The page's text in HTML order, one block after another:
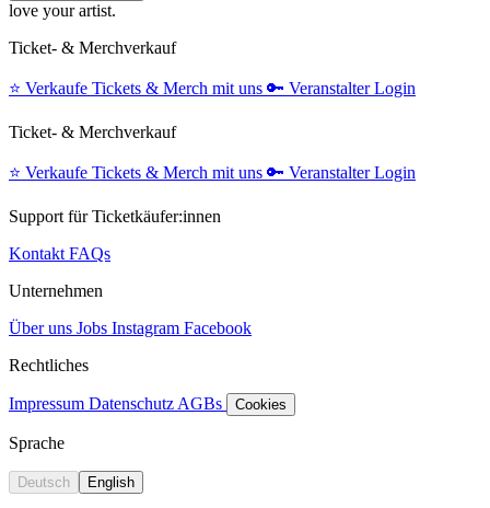
love your artist.
Ticket- & Merchverkauf
⭐️ Verkaufe Tickets & Merch mit uns 🔑 Veranstalter Login
Ticket- & Merchverkauf
⭐️ Verkaufe Tickets & Merch mit uns 🔑 Veranstalter Login
Support für Ticketkäufer:innen
Kontakt FAQs
Unternehmen
Über uns Jobs Instagram Facebook
Rechtliches
Impressum Datenschutz AGBs Cookies
Sprache
Deutsch English